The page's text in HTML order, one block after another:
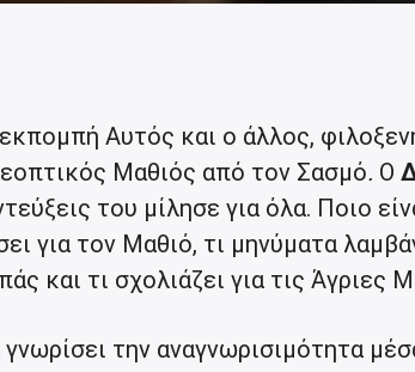
Αυτός και ο άλλος,
Μαθιός από τον Σασμό. Ο
του μίλησε για όλα. Ποιο
για τον Μαθιό, τι μηνύματα
και τι σχολιάζει για τις Άγριες
γνωρίσει την αναγνωρισιμότητα